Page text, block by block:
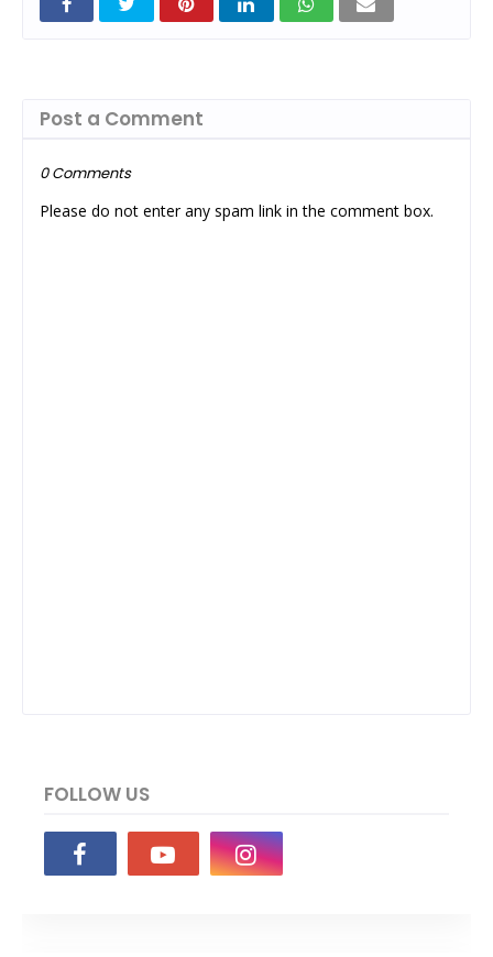
Post a Comment
0 Comments
Please do not enter any spam link in the comment box.
FOLLOW US